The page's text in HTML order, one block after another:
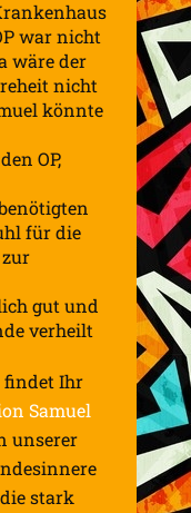
war nicht
wäre der
nicht
könnte
OP,
für die
gut und
verheilt
findet Ihr
Samuel
unserer
stark